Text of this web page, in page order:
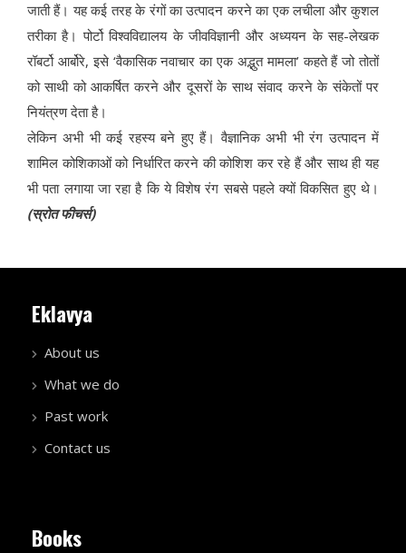
जाती हैं। यह कई तरह के रंगों का उत्पादन करने का एक लचीला और कुशल
तरीका है। पोर्टो विश्वविद्यालय के जीवविज्ञानी और अध्ययन के सह-लेखक
रॉबर्टो आर्बोरे, इसे ‘वैकासिक नवाचार का एक अद्भुत मामला’ कहते हैं जो तोतों
को साथी को आकर्षित करने और दूसरों के साथ संवाद करने के संकेतों पर
नियंत्रण देता है।
लेकिन अभी भी कई रहस्य बने हुए हैं। वैज्ञानिक अभी भी रंग उत्पादन में
शामिल कोशिकाओं को निर्धारित करने की कोशिश कर रहे हैं और साथ ही यह
भी पता लगाया जा रहा है कि ये विशेष रंग सबसे पहले क्यों विकसित हुए थे।
(स्रोत फीचर्स)
Eklavya
About us
What we do
Past work
Contact us
Books